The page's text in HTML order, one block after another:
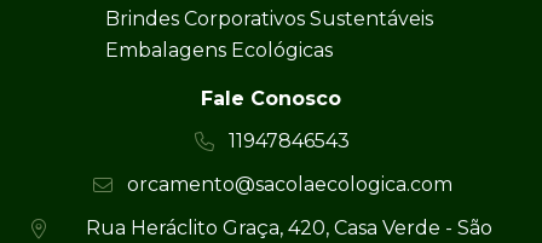
Brindes Corporativos Sustentáveis
Embalagens Ecológicas
Fale Conosco
11947846543
orcamento@sacolaecologica.com
Rua Heráclito Graça, 420, Casa Verde - São